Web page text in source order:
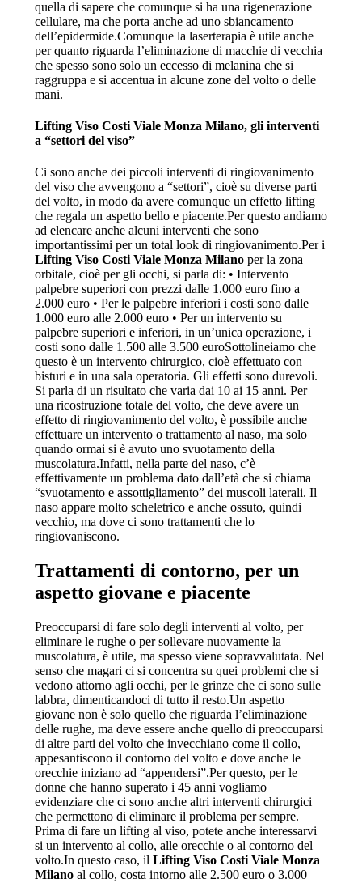
quella di sapere che comunque si ha una rigenerazione
cellulare, ma che porta anche ad uno sbiancamento
dell’epidermide.Comunque la laserterapia è utile anche
per quanto riguarda l’eliminazione di macchie di vecchia
che spesso sono solo un eccesso di melanina che si
raggruppa e si accentua in alcune zone del volto o delle
mani.
Lifting Viso Costi Viale Monza Milano, gli interventi
a “settori del viso”
Ci sono anche dei piccoli interventi di ringiovanimento
del viso che avvengono a “settori”, cioè su diverse parti
del volto, in modo da avere comunque un effetto lifting
che regala un aspetto bello e piacente.Per questo andiamo
ad elencare anche alcuni interventi che sono
importantissimi per un total look di ringiovanimento.Per i
Lifting Viso Costi Viale Monza Milanoper la zona
orbitale, cioè per gli occhi, si parla di: • Intervento
palpebre superiori con prezzi dalle 1.000 euro fino a
2.000 euro • Per le palpebre inferiori i costi sono dalle
1.000 euro alle 2.000 euro • Per un intervento su
palpebre superiori e inferiori, in un’unica operazione, i
costi sono dalle 1.500 alle 3.500 euroSottolineiamo che
questo è un intervento chirurgico, cioè effettuato con
bisturi e in una sala operatoria. Gli effetti sono durevoli.
Si parla di un risultato che varia dai 10 ai 15 anni. Per
una ricostruzione totale del volto, che deve avere un
effetto di ringiovanimento del volto, è possibile anche
effettuare un intervento o trattamento al naso, ma solo
quando ormai si è avuto uno svuotamento della
muscolatura.Infatti, nella parte del naso, c’è
effettivamente un problema dato dall’età che si chiama
“svuotamento e assottigliamento” dei muscoli laterali. Il
naso appare molto scheletrico e anche ossuto, quindi
vecchio, ma dove ci sono trattamenti che lo
ringiovaniscono.
Trattamenti di contorno, per un
aspetto giovane e piacente
Preoccuparsi di fare solo degli interventi al volto, per
eliminare le rughe o per sollevare nuovamente la
muscolatura, è utile, ma spesso viene sopravvalutata. Nel
senso che magari ci si concentra su quei problemi che si
vedono attorno agli occhi, per le grinze che ci sono sulle
labbra, dimenticandoci di tutto il resto.Un aspetto
giovane non è solo quello che riguarda l’eliminazione
delle rughe, ma deve essere anche quello di preoccuparsi
di altre parti del volto che invecchiano come il collo,
appesantiscono il contorno del volto e dove anche le
orecchie iniziano ad “appendersi”.Per questo, per le
donne che hanno superato i 45 anni vogliamo
evidenziare che ci sono anche altri interventi chirurgici
che permettono di eliminare il problema per sempre.
Prima di fare un lifting al viso, potete anche interessarvi
si un intervento al collo, alle orecchie o al contorno del
volto.In questo caso, il Lifting Viso Costi Viale Monza
Milanoal collo, costa intorno alle 2.500 euro o 3.000